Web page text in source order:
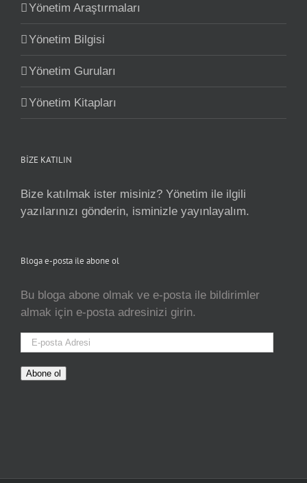
Yönetim Araştırmaları
Yönetim Bilgisi
Yönetim Guruları
Yönetim Kitapları
BİZE KATILIN
Bize katılmak ister misiniz? Yönetim ile ilgili
yazılarınızı gönderin, isminizle yayınlayalım.
Bloga e-posta ile abone ol
Bu bloga abone olmak ve e-posta ile bildirimler
almak için e-posta adresinizi girin.
Adresi
Abone ol